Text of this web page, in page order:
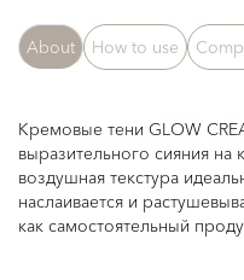
About How to use
Кремовые тени GLOW
выразительного сияния
воздушная текстура
наслаивается и
как самостоятельный